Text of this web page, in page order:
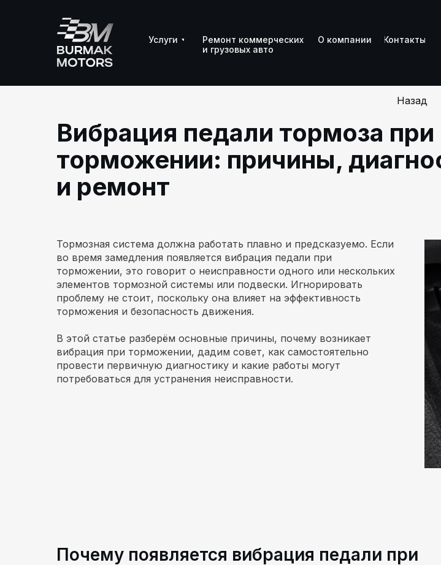
Услуги
Ремонт коммерческих
и грузовых авто
О компании Контакты
Услуги
Ремонт коммерческих
и грузовых авто
О компании Контакты
Назад
Вибрация педали тормоза при
торможении: причины,
и ремонт
Тормозная система должна работать плавно и предсказуемо. Если
во время замедления появляется вибрация педали при
торможении, это говорит о неисправности одного или нескольких
элементов тормозной системы или подвески. Игнорировать
проблему не стоит, поскольку она влияет на эффективность
торможения и безопасность движения.
В этой статье разберём основные причины, почему возникает
вибрация при торможении, дадим совет, как самостоятельно
провести первичную диагностику и какие работы могут
потребоваться для устранения неисправности.
Почему появляется вибрация педали при